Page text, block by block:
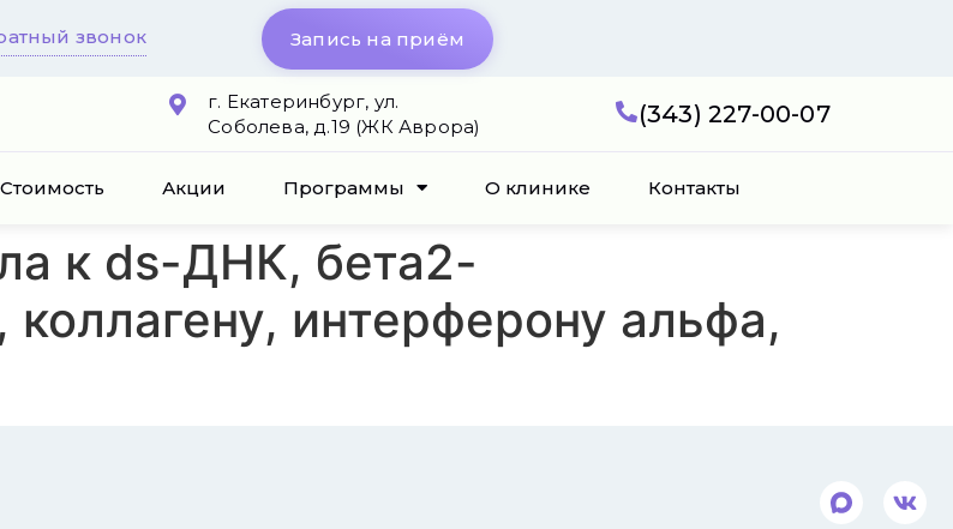
звонок Запись на приём
г. Екатеринбург, ул.
Соболева, д.19 (ЖК Аврора)
(343) 227-00-07
Стоимость Акции Программы О клинике Контакты
к ds-ДНК, бета2-
коллагену, интерферону альфа,